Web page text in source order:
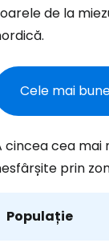
de la
Cele mai
cincea cea mai
prin
Populație